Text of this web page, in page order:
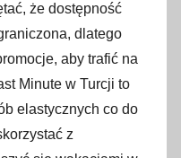
że dostępność
dlatego
aby trafić na
Minute w Turcji to
elastycznych co do
z